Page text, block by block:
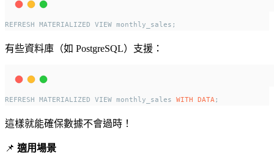
REFRESH MATERIALIZED VIEW monthly_sales;
有些資料庫（如 PostgreSQL）支援：
REFRESH MATERIALIZED VIEW monthly_sales WITH DATA ;
這樣就能確保數據不會過時！
📌 適用場景